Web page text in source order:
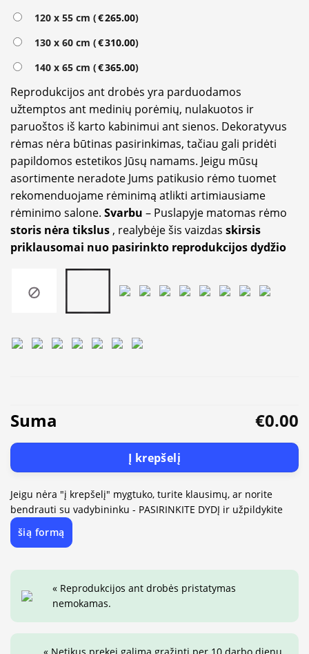
120 x 55 cm (€265.00)
130 x 60 cm (€310.00)
140 x 65 cm (€365.00)
Reprodukcijos ant drobės yra parduodamos
užtemptos ant medinių porėmių, nulakuotos ir
paruoštos iš karto kabinimui ant sienos. Dekoratyvus
rėmas nėra būtinas pasirinkimas, tačiau gali pridėti
papildomos estetikos Jūsų namams. Jeigu mūsų
asortimente neradote Jums patikusio rėmo tuomet
rekomenduojame rėminimą atlikti artimiausiame
rėminimo salone. Svarbu – Puslapyje matomas rėmo
storis nėra tikslus , realybėje šis vaizdas skirsis
priklausomai nuo pasirinkto reprodukcijos dydžio
Suma €0.00
Į krepšelį
Jeigu nėra "į krepšelį" mygtuko, turite klausimų, ar norite
bendrauti su vadybininku - PASIRINKITE DYDĮ ir užpildykite
šią formą
« Reprodukcijos ant drobės pristatymas
nemokamas.